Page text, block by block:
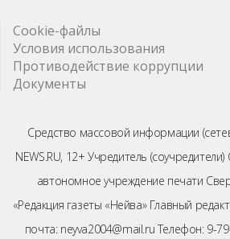
Cookie-файлы
Условия использования
Противодействие коррупции
Документы
Средство массовой информации
NEWS.RU, 12+ Учредитель
автономное учреждение печати
«Редакция газеты «Нейва» Главный
почта: neyva2004@mail.ru Телефон: 9-